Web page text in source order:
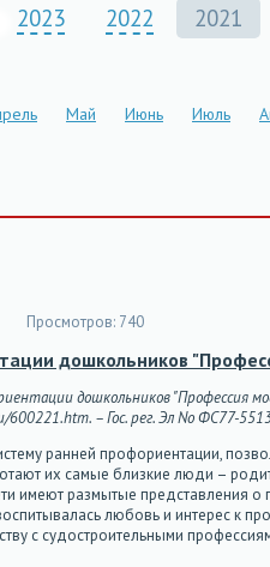
2023 2022
2021
Май Июнь Июль
Просмотров: 740
дошкольников
дошкольников "Профессия
– Гос. рег. Эл No ФС77-
ранней профориентации,
их самые близкие люди –
имеют размытые представления
любовь и интерес к
с судостроительными